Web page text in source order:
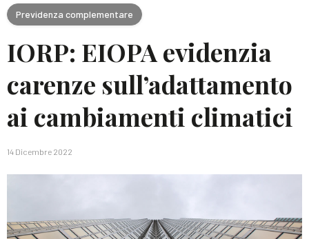
Previdenza complementare
IORP: EIOPA evidenzia
carenze sull’adattamento
ai cambiamenti climatici
14 Dicembre 2022